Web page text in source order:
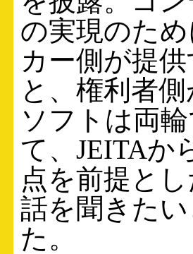
の実現のた
カー側が提
と、権利者
ソフトは両
て、JEITAか
点を前提と
話を聞きた
た。